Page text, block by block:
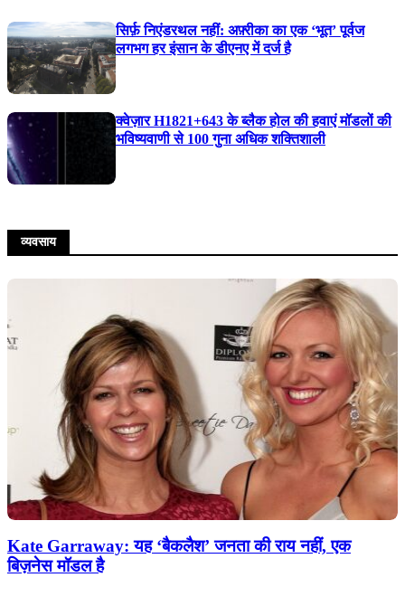
सिर्फ़ निएंडरथल नहीं: अफ़्रीका का एक ‘भूत’ पूर्वज
लगभग हर इंसान के डीएनए में दर्ज है
क्वेज़ार H1821+643 के ब्लैक होल की हवाएं मॉडलों की
भविष्यवाणी से 100 गुना अधिक शक्तिशाली
व्यवसाय
Kate Garraway: यह ‘बैकलैश’ जनता की राय नहीं, एक
बिज़नेस मॉडल है